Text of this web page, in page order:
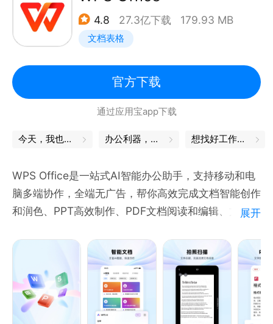
- 在线文档协作，快速激活讨论；
- 实时屏幕共享，远程演示如同身临其境；
- 强大的会管会控，主持人有序管理会议；
【高清流畅】
- 高清画质，视频美颜、背景虚化；
- 智能消除环境声、键盘声，完美还原人声。
- 音视频超强抗丢包、视频抗抖动。
【安全保障】
- 腾讯云七大安全实验室，提供全球领先的安全防护。
—联系我们—
腾讯会议官网：meeting.qq.com
客服邮箱：meeting_info@tencent.com
4.8 27.3亿下载 179.93 MB
文档表格
官方下载
通过应用宝app下载
今天，我也是勇敢的打工人 办公利器，让工作更轻松 想找好工作？试试这款APP
WPS Office是一站式AI智能办公助手，支持移动和电
脑多端协作，全端无广告，帮你高效完成文档智能创作
和润色、PPT高效制作、PDF文档阅读和编辑、文件拍
景。
安卓端办公软件，个人版免费使用
用户多:全球用户600,000,000
排名高:全球APP总榜同类产品榜首
展开